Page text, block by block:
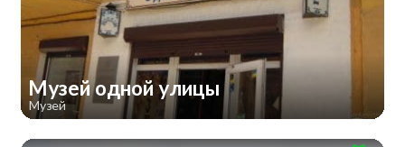
Музей одной улицы
Музей